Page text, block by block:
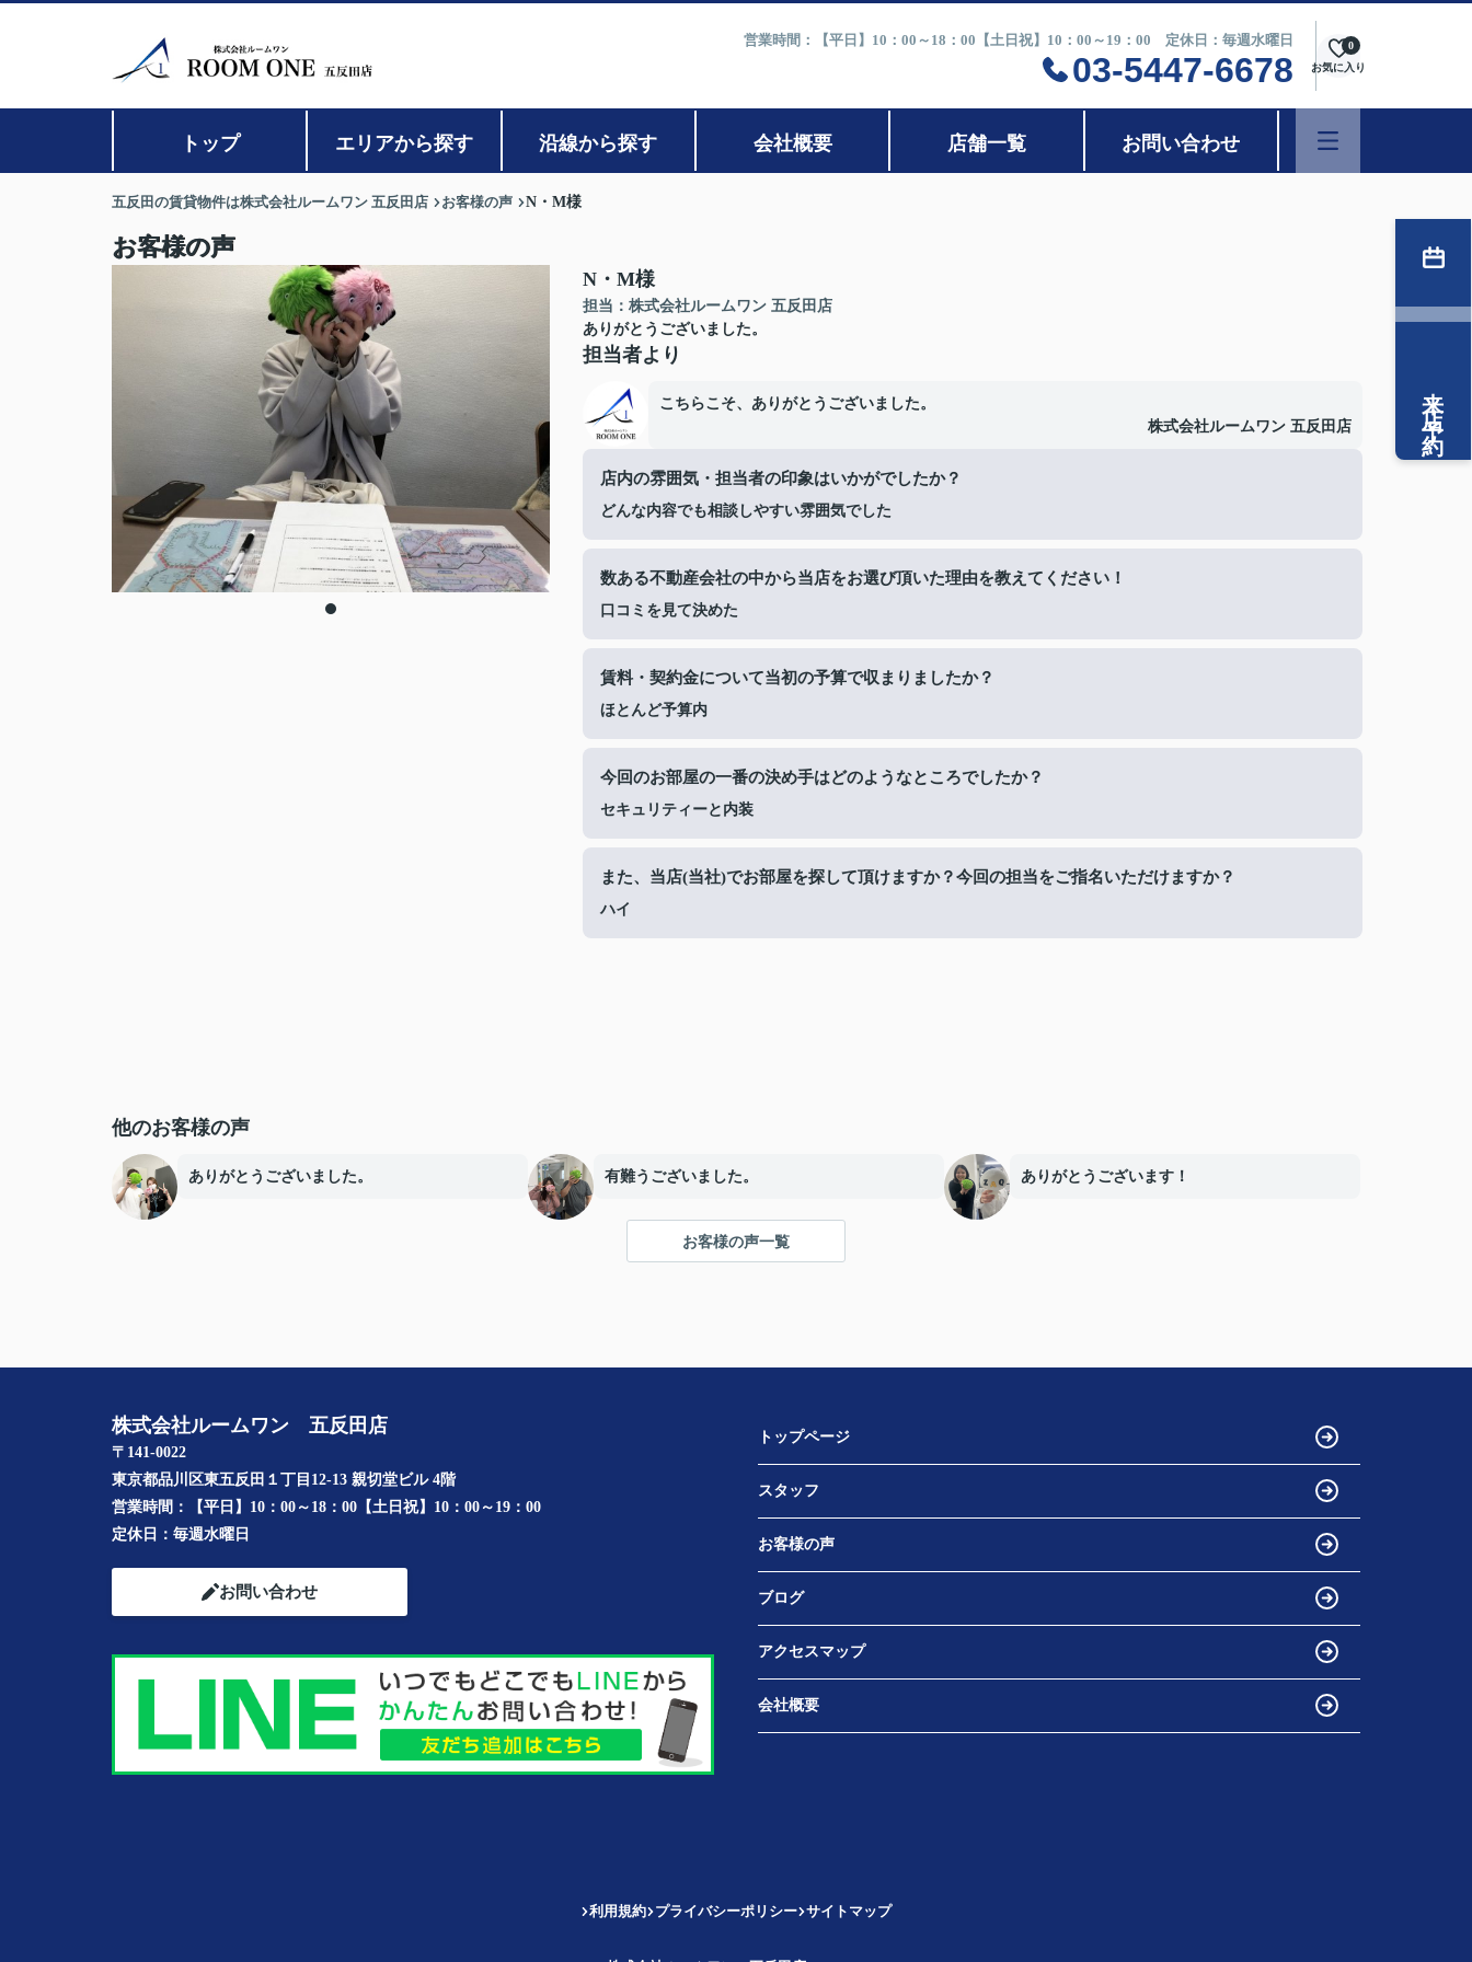
営業時間：【平日】10：00～18：00【土日祝】10：00～19：00 定休日：毎週水曜日
03-5447-6678 お気に入り
0
トップ エリアから探す 沿線から探す 会社概要 店舗一覧 お問い合わせ
五反田の賃貸物件は株式会社ルームワン 五反田店 お客様の声 N・M様
お客様の声
N・M様
担当：株式会社ルームワン 五反田店
ありがとうございました。
担当者より
こちらこそ、ありがとうございました。
株式会社ルームワン 五反田店
店内の雰囲気・担当者の印象はいかがでしたか？
どんな内容でも相談しやすい雰囲気でした
数ある不動産会社の中から当店をお選び頂いた理由を教えてください！
口コミを見て決めた
賃料・契約金について当初の予算で収まりましたか？
ほとんど予算内
今回のお部屋の一番の決め手はどのようなところでしたか？
セキュリティーと内装
また、当店(当社)でお部屋を探して頂けますか？今回の担当をご指名いただけますか？
ハイ
他のお客様の声
ありがとうございました。 有難うございました。 ありがとうございます！
お客様の声一覧
来店予約
株式会社ルームワン 五反田店
〒141-0022
東京都品川区東五反田１丁目12-13 親切堂ビル 4階
営業時間：
【平日】10：00～18：00【土日祝】10：00～19：00
定休日： 毎週水曜日
お問い合わせ
トップページ
スタッフ
お客様の声
ブログ
アクセスマップ
会社概要
利用規約 プライバシーポリシー サイトマップ